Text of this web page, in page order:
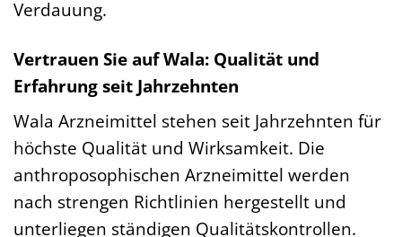
Verdauung.
Vertrauen Sie auf Wala: Qualität und
Erfahrung seit Jahrzehnten
Wala Arzneimittel stehen seit Jahrzehnten für
höchste Qualität und Wirksamkeit. Die
anthroposophischen Arzneimittel werden
nach strengen Richtlinien hergestellt und
unterliegen ständigen Qualitätskontrollen.